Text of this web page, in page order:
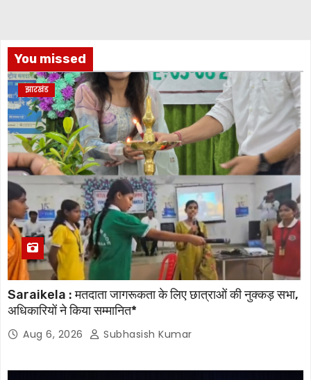
You missed
झारखंड
Saraikela : मतदाता जागरूकता के लिए छात्राओं की नुक्कड़ सभा,
अधिकारियों ने किया सम्मानित*
Aug 6, 2026 Subhasish Kumar